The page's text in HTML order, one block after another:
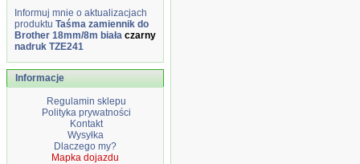
Informuj mnie o aktualizacjach
produktu Taśma zamiennik do
Brother 18mm/8m biała czarny
nadruk TZE241
Informacje
Regulamin sklepu
Polityka prywatności
Kontakt
Wysyłka
Dlaczego my?
Mapka dojazdu